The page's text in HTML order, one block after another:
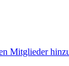
Mitglieder